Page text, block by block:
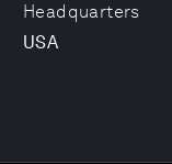
Headquarters
USA